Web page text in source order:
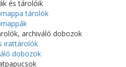
és tárolóik
tárolók
archiváló dobozok
irattárolók
dobozok